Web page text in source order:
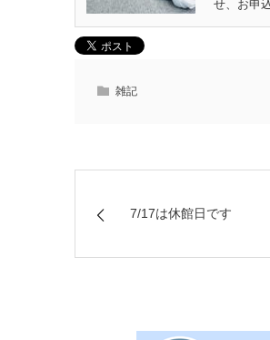
せ、お申
雑記
7/17は休館日です